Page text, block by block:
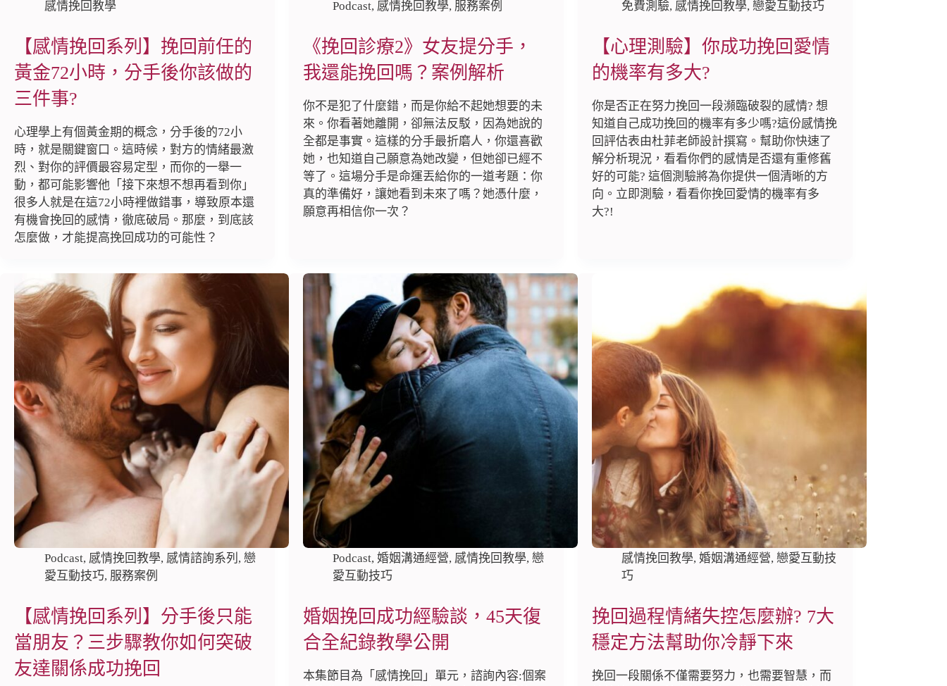
感情挽回教學
【感情挽回系列】挽回前任的
黃金72小時，分手後你該做的
三件事?
心理學上有個黃金期的概念，分手後的72小
時，就是關鍵窗口。這時候，對方的情緒最激
烈、對你的評價最容易定型，而你的一舉一
動，都可能影響他「接下來想不想再看到你」
很多人就是在這72小時裡做錯事，導致原本還
有機會挽回的感情，徹底破局。那麼，到底該
怎麼做，才能提高挽回成功的可能性？
Podcast, 感情挽回教學, 服務案例
《挽回診療2》女友提分手，
我還能挽回嗎？案例解析
你不是犯了什麼錯，而是你給不起她想要的未
來。你看著她離開，卻無法反駁，因為她說的
全都是事實。這樣的分手最折磨人，你還喜歡
她，也知道自己願意為她改變，但她卻已經不
等了。這場分手是命運丟給你的一道考題：你
真的準備好，讓她看到未來了嗎？她憑什麼，
願意再相信你一次？
免費測驗, 感情挽回教學,戀愛互動技巧
【心理測驗】你成功挽回愛情
的機率有多大?
你是否正在努力挽回一段瀕臨破裂的感情? 想
知道自己成功挽回的機率有多少嗎?這份感情挽
回評估表由杜菲老師設計撰寫。幫助你快速了
解分析現況，看看你們的感情是否還有重修舊
好的可能? 這個測驗將為你提供一個清晰的方
向。立即測驗，看看你挽回愛情的機率有多
大?!
Podcast, 感情挽回教學, 感情諮詢系列 , 戀
愛互動技巧, 服務案例
【感情挽回系列】分手後只能
當朋友？三步驟教你如何突破
友達關係成功挽回
Podcast,婚姻溝通經營, 感情挽回教學,戀
愛互動技巧
婚姻挽回成功經驗談，45天復
合全紀錄教學公開
本集節目為「感情挽回」單元，諮詢內容:個案
感情挽回教學,婚姻溝通經營,戀愛互動技
巧
挽回過程情緒失控怎麼辦? 7大
穩定方法幫助你冷靜下來
挽回一段關係不僅需要努力，也需要智慧，而